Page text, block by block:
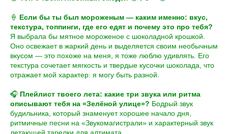
🍦 Если бы ты был мороженым — каким именно: вкус,
текстура, топпинги, где его едят и почему это про тебя?
Я выбрала бы мятное мороженое с шоколадной крошкой.
Оно освежает в жаркий день и выделяется своим необычным
вкусом — это похоже на меня, я тоже люблю удивлять. Его
текстура сочетает мягкость и твердые кусочки шоколада, что
отражает мой характер: я могу быть разной.
🎧 Плейлист твоего лета: какие три звука или ритма
описывают тебя на «Зелёной улице»? Бодрый звук
будильника, который знаменует хорошее начало дня,
ритмичные песни на «Звукомагистрали» и характерный звук